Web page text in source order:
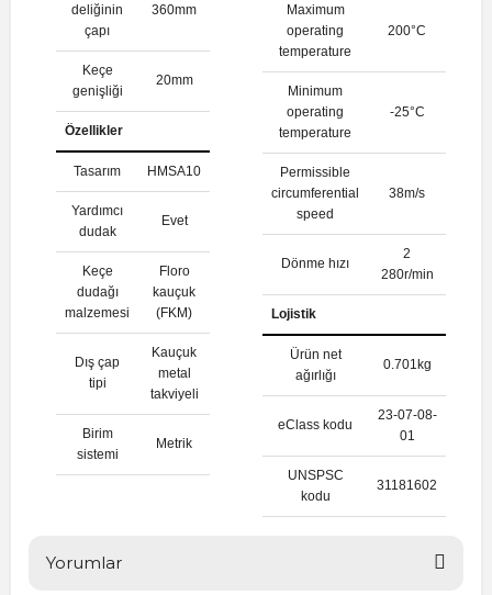
deliğinin
çapı
360mm
Keçe
genişliği
20mm
Özellikler
Tasarım HMSA10
Yardımcı
dudak
Evet
Keçe
dudağı
malzemesi
Floro
kauçuk
(FKM)
Dış çap
tipi
Kauçuk
metal
takviyeli
Birim
sistemi
Metrik
Maximum
operating
temperature
200°C
Minimum
operating
temperature
-25°C
Permissible
circumferential
speed
38m/s
Dönme hızı
2
280r/min
Lojistik
Ürün net
ağırlığı
0.701kg
eClass kodu
23-07-08-
01
UNSPSC
kodu
31181602
Yorumlar